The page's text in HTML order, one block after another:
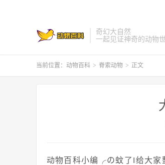
奇幻大自然
一起见证神奇的动物
当前位置： 动物百科 > 脊索动物 > 正文
动物百科小编╭の蚊了‖给大家